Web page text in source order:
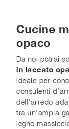
Cucine
opaco
Da noi potrai
in laccato
ideale per
consulenti
dell'arredo
tra un'ampia
legno